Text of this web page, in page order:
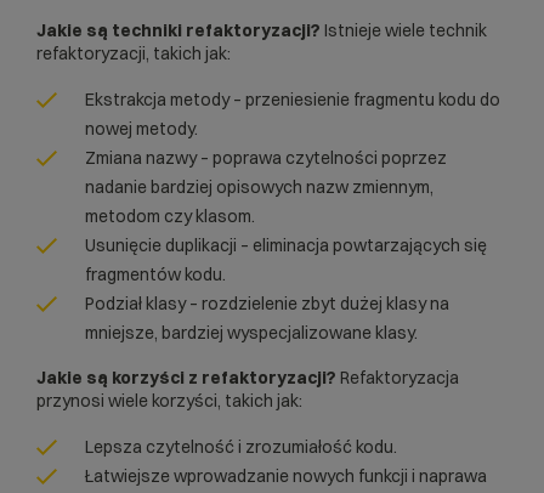
Jakie są techniki refaktoryzacji? Istnieje wiele technik
refaktoryzacji, takich jak:
Ekstrakcja metody – przeniesienie fragmentu kodu do
nowej metody.
Zmiana nazwy – poprawa czytelności poprzez
nadanie bardziej opisowych nazw zmiennym,
metodom czy klasom.
Usunięcie duplikacji – eliminacja powtarzających się
fragmentów kodu.
Podział klasy – rozdzielenie zbyt dużej klasy na
mniejsze, bardziej wyspecjalizowane klasy.
Jakie są korzyści z refaktoryzacji? Refaktoryzacja
przynosi wiele korzyści, takich jak:
Lepsza czytelność i zrozumiałość kodu.
Łatwiejsze wprowadzanie nowych funkcji i naprawa